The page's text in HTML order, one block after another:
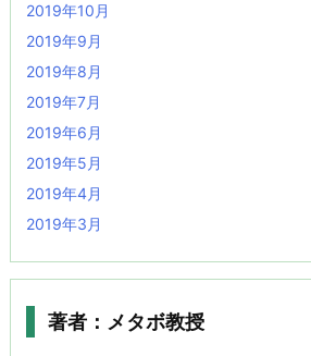
2019年10月
2019年9月
2019年8月
2019年7月
2019年6月
2019年5月
2019年4月
2019年3月
著者：メタボ教授